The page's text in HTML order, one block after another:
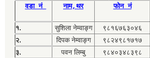
वडा नं नाम,थर फोन नं
१. सुशिला नेम्वाङ्ग
९८१६७६३०४६
२.
दिपक नेम्वाङ्ग
९८२४९८१७१७
३.
पवन लिम्बु
९८४०३४८३९८